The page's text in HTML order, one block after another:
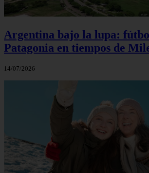
Argentina bajo la lupa:
Patagonia en tiempos de
14/07/2026